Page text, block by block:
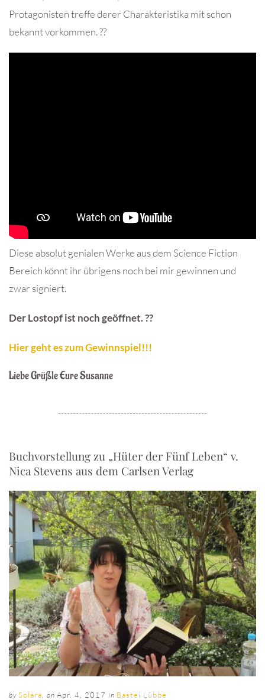
Protagonisten treffe derer Charakteristika mit schon
bekannt vorkommen. ??
Diese absolut genialen Werke aus dem Science Fiction
Bereich könnt ihr übrigens noch bei mir gewinnen und
zwar signiert.
Der Lostopf ist noch geöffnet. ??
Hier geht es zum Gewinnspiel!!!
Liebe Grüßle Eure Susanne
Buchvorstellung zu „Hüter der Fünf Leben“ v.
Nica Stevens aus dem Carlsen Verlag
by Solara on Apr. 4, 2017 in Bastei Lübbe